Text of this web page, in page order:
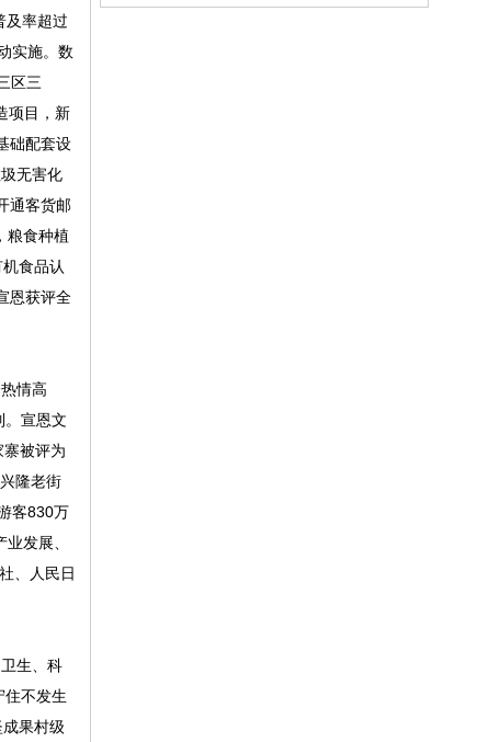
及率超过
实施。数
区三
项目，新
础配套设
无害化
通客货邮
粮食种植
食品认
恩获评全
情高
。宣恩文
被评为
隆老街
客830万
发展、
、人民日
生、科
住不发生
果村级